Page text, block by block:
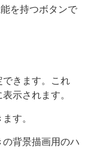
を持つボタンで
きます。これ
示されます。
す。
背景描画用のハ